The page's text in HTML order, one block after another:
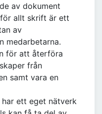
av dokument
allt skrift är ett
av
medarbetarna.
för att återföra
från
samt vara en
ett eget nätverk